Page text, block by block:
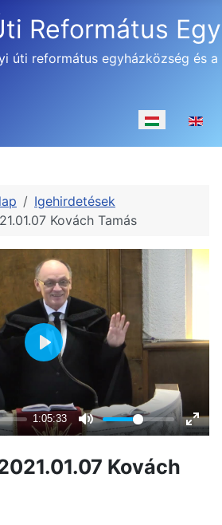
Református
úti református egyházközség és a
Válasszon
Igehirdetések
Kovách Tamás
Kovách